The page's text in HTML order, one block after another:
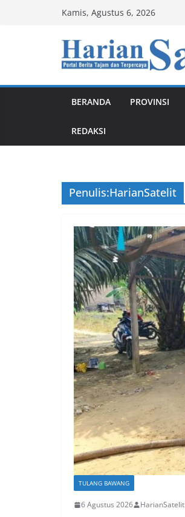
Kamis, Agustus 6, 2026
BERANDA PROVINSI
REDAKSI
Penulis:HarianSatelit
TULANG BAWANG
6 Agustus 2026 HarianSatelit